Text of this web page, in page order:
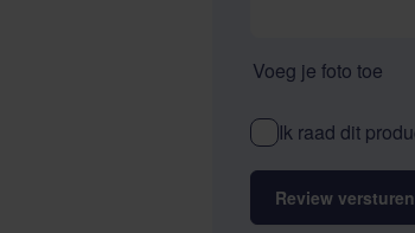
Voeg je foto toe
Ik raad dit
Review versturen